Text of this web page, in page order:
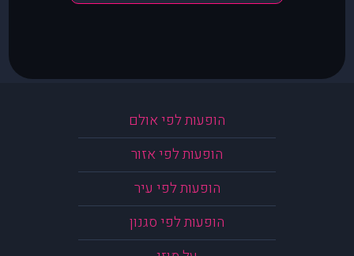
הופעות לפי אולם
הופעות לפי אזור
הופעות לפי עיר
הופעות לפי סגנון